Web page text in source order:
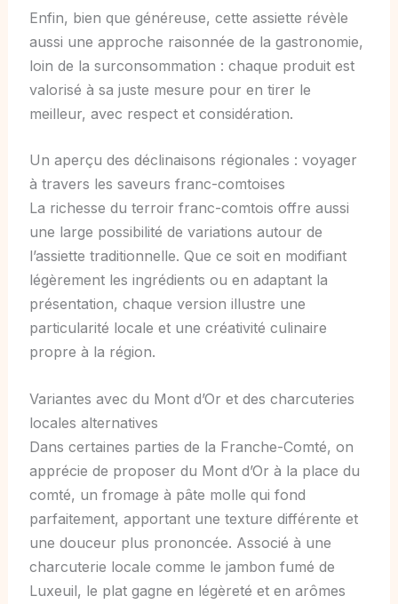
Enfin, bien que généreuse, cette assiette révèle
aussi une approche raisonnée de la gastronomie,
loin de la surconsommation : chaque produit est
valorisé à sa juste mesure pour en tirer le
meilleur, avec respect et considération.
Un aperçu des déclinaisons régionales : voyager
à travers les saveurs franc-comtoises
La richesse du terroir franc-comtois offre aussi
une large possibilité de variations autour de
l’assiette traditionnelle. Que ce soit en modifiant
légèrement les ingrédients ou en adaptant la
présentation, chaque version illustre une
particularité locale et une créativité culinaire
propre à la région.
Variantes avec du Mont d’Or et des charcuteries
locales alternatives
Dans certaines parties de la Franche-Comté, on
apprécie de proposer du Mont d’Or à la place du
comté, un fromage à pâte molle qui fond
parfaitement, apportant une texture différente et
une douceur plus prononcée. Associé à une
charcuterie locale comme le jambon fumé de
Luxeuil, le plat gagne en légèreté et en arômes